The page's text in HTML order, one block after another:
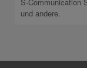
und andere.